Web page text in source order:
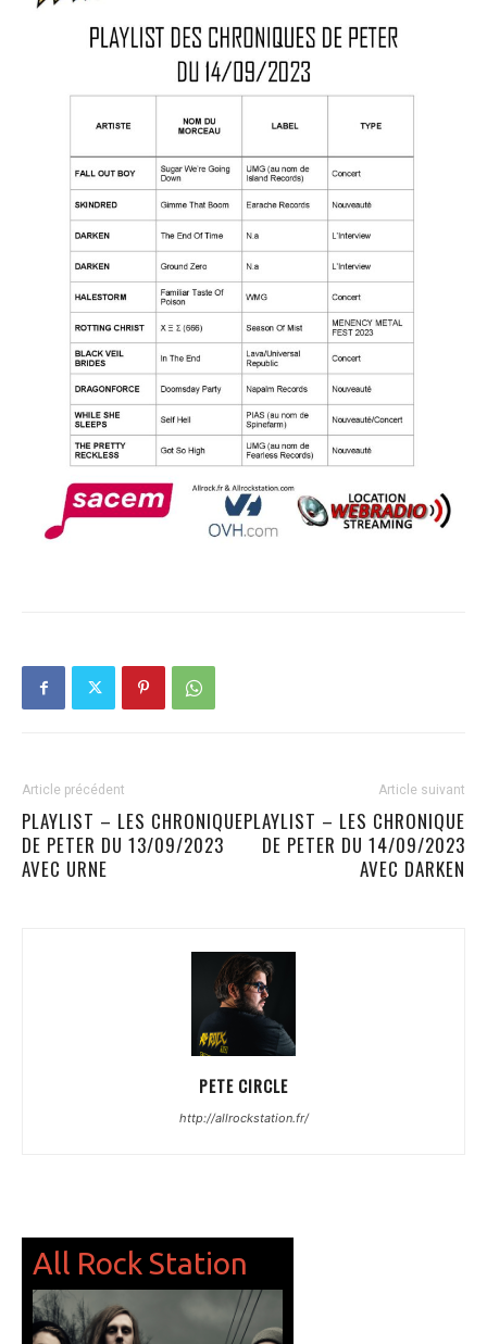
Article précédent
PLAYLIST – LES CHRONIQUE
DE PETER DU 13/09/2023
AVEC URNE
Article suivant
PLAYLIST – LES CHRONIQUE
DE PETER DU 14/09/2023
AVEC DARKEN
PETE CIRCLE
http://allrockstation.fr/